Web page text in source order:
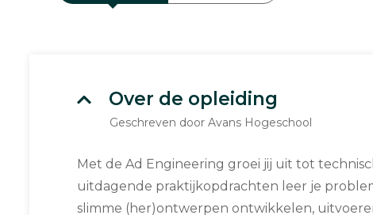
Over de opleiding
Geschreven door Avans Hogeschool
Met de Ad Engineering groei jij uit tot
uitdagende praktijkopdrachten leer je
slimme (her)ontwerpen ontwikkelen,